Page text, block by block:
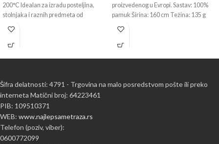
200°C Idealan za izradu posteljina,
stolnjaka i raznih predmeta od
proizvedenog u Evropi. Sastav: 100%
pamuk Širina: 160 cm Težina: 135 g
Šifra delatnosti: 4791 - Trgovina na malo posredstvom pošte ili preko
interneta Matični broj: 64223461
PIB: 109510371
WEB: www.najlepsametraza.rs
Telefon (poziv, viber):
0600772099